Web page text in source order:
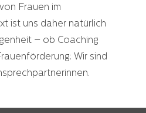
Frauen im
ist uns daher natürlich
– ob Coaching
Wir sind